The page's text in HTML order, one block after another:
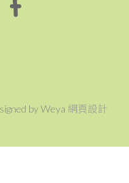
by Weya 網頁設計